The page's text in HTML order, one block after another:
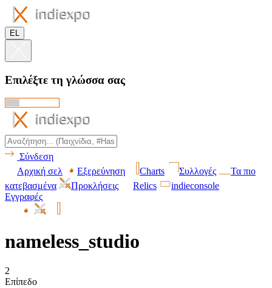
EL
Επιλέξτε τη γλώσσα σας
Σύνδεση
Αρχική σελ
Εξερεύνηση Charts Συλλογές
Τα πιο
κατεβασμένα
Προκλήσεις Relics
indieconsole
Εγγραφές
nameless_studio
2
Επίπεδο